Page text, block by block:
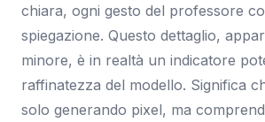
chiara, ogni gesto del professore
spiegazione. Questo dettaglio,
minore, è in realtà un indicatore
raffinatezza del modello. Significa
solo generando pixel, ma